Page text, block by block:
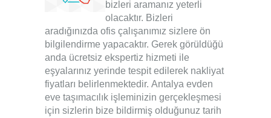
bizleri aramanız yeterli
olacaktır. Bizleri
aradığınızda ofis çalışanımız sizlere ön
bilgilendirme yapacaktır. Gerek görüldüğü
anda ücretsiz ekspertiz hizmeti ile
eşyalarınız yerinde tespit edilerek nakliyat
fiyatları belirlenmektedir. Antalya evden
eve taşımacılık işleminizin gerçekleşmesi
için sizlerin bize bildirmiş olduğunuz tarih